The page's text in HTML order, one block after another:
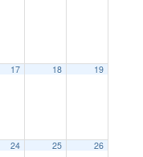
17 18 19
24 25 26